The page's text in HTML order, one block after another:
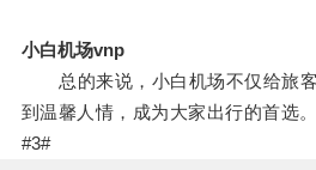
小白机场vnp
总的来说，小白机场不仅给旅客
到温馨人情，成为大家出行的首选。
#3#